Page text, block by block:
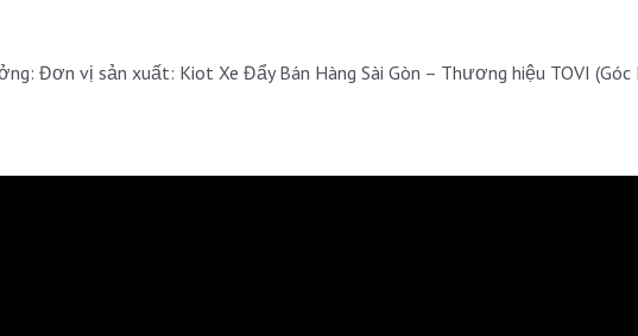
Đơn vị sản xuất: Kiot Xe Đẩy Bán Hàng Sài Gòn – Thương hiệu TOVI (Góc